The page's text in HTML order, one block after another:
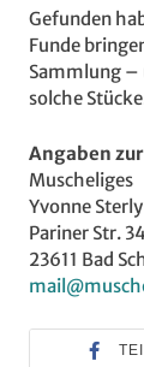
Gefunden
Funde
Sammlung –
solche
Angaben
Muscheliges
Yvonne Sterly
Pariner Str.
23611 Bad